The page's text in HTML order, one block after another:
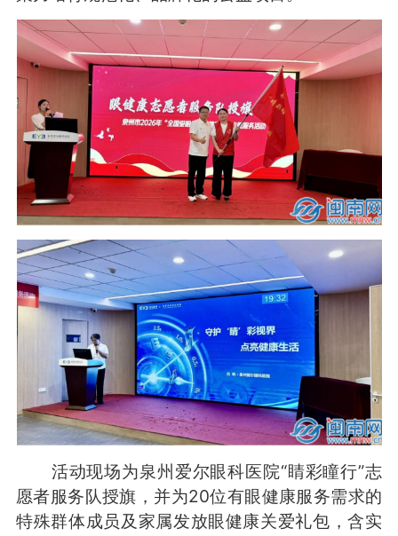
活动现场为泉州爱尔眼科医院“睛彩瞳行”志
愿者服务队授旗，并为20位有眼健康服务需求的
特殊群体成员及家属发放眼健康关爱礼包，含实